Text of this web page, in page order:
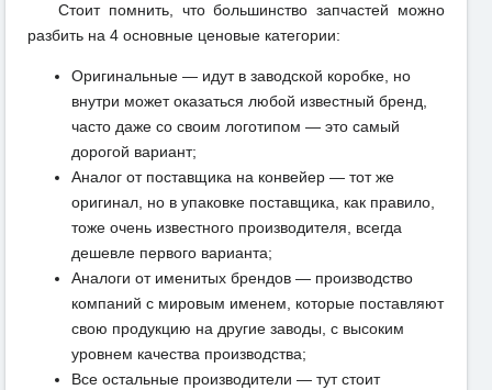
Стоит помнить, что большинство запчастей можно
разбить на 4 основные ценовые категории:
Оригинальные — идут в заводской коробке, но
внутри может оказаться любой известный бренд,
часто даже со своим логотипом — это самый
дорогой вариант;
Аналог от поставщика на конвейер — тот же
оригинал, но в упаковке поставщика, как правило,
тоже очень известного производителя, всегда
дешевле первого варианта;
Аналоги от именитых брендов — производство
компаний с мировым именем, которые поставляют
свою продукцию на другие заводы, с высоким
уровнем качества производства;
Все остальные производители — тут стоит